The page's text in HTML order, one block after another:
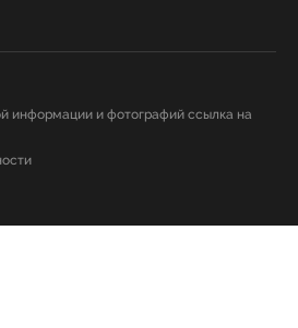
информации и фотографий ссылка на